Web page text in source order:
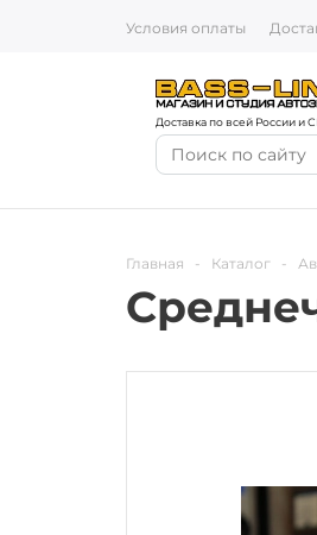
Условия оплаты
Доставка по всей России и
Главная - Каталог -